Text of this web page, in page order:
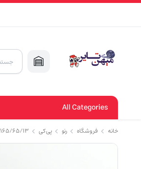
Products
search
All Categories
خانه فروشگاه رنو پی کی ۱۶۵/۶۵/۱۳ سایز فابریک